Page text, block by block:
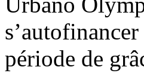
période de